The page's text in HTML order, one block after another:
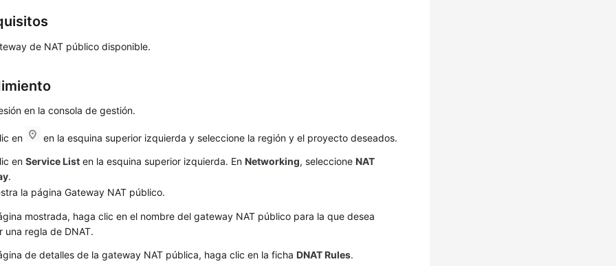
de NAT público disponible.
en la consola de gestión.
en
en la esquina superior izquierda y seleccione la región y el proyecto deseados.
enService List en la esquina superior izquierda. EnNetworking, seleccioneNAT
.
la páginaGateway NAT público.
mostrada, haga clic en el nombre del gateway NAT público para la que desea
una regla de DNAT.
de detalles de la gateway NAT pública, haga clic en la fichaDNAT Rules.